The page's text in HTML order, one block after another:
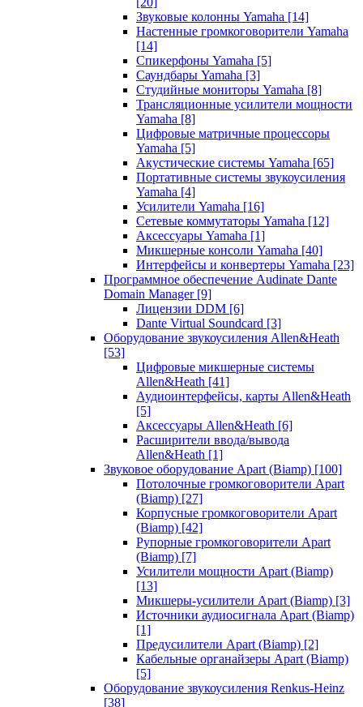
Звуковые колонны Yamaha [14]
Настенные громкоговорители Yamaha
[14]
Спикерфоны Yamaha [5]
Саундбары Yamaha [3]
Студийные мониторы Yamaha [8]
Трансляционные усилители мощности
Yamaha [8]
Цифровые матричные процессоры
Yamaha [5]
Акустические системы Yamaha [65]
Портативные системы звукоусиления
Yamaha [4]
Усилители Yamaha [16]
Сетевые коммутаторы Yamaha [12]
Аксессуары Yamaha [1]
Микшерные консоли Yamaha [40]
Интерфейсы и конвертеры Yamaha [23]
Программное обеспечение Audinate Dante
Domain Manager [9]
Лицензии DDM [6]
Dante Virtual Soundcard [3]
Оборудование звукоусиления Allen&Heath
[53]
Цифровые микшерные системы
Allen&Heath [41]
Аудиоинтерфейсы, карты Allen&Heath
[5]
Аксессуары Allen&Heath [6]
Расширители ввода/вывода
Allen&Heath [1]
Звуковое оборудование Apart (Biamp) [100]
Потолочные громкоговорители Apart
(Biamp) [27]
Корпусные громкоговорители Apart
(Biamp) [42]
Рупорные громкоговорители Apart
(Biamp) [7]
Усилители мощности Apart (Biamp)
[13]
Микшеры-усилители Apart (Biamp) [3]
Источники аудиосигнала Apart (Biamp)
[1]
Предусилители Apart (Biamp) [2]
Кабельные органайзеры Apart (Biamp)
[5]
Оборудование звукоусиления Renkus-Heinz
[38]